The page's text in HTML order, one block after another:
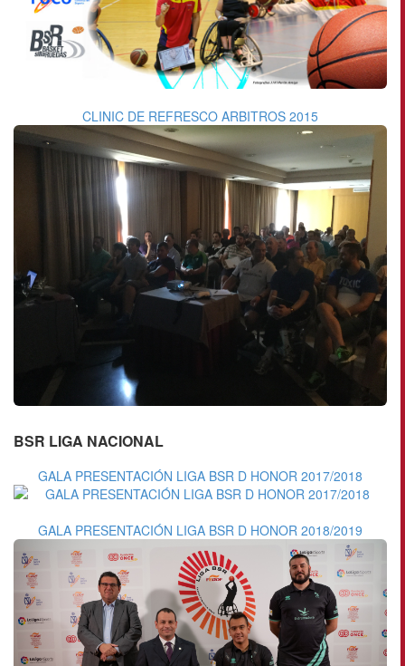
CLINIC DE REFRESCO ARBITROS 2015
BSR LIGA NACIONAL
GALA PRESENTACIÓN LIGA BSR D HONOR 2017/2018
GALA PRESENTACIÓN LIGA BSR D HONOR 2018/2019